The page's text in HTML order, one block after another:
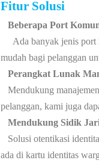
Fitur Solusi
Beberapa Port
Ada banyak jenis port
mudah bagi pelanggan
Perangkat Lunak
Mendukung
pelanggan, kami juga
Mendukung Sidik
Solusi otentikasi
ada di kartu identitas